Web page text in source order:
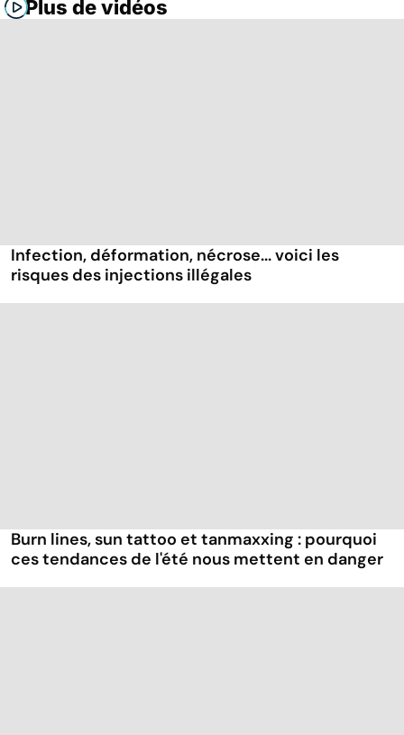
Plus de vidéos
Infection, déformation, nécrose... voici les
risques des injections illégales
Burn lines, sun tattoo et tanmaxxing : pourquoi
ces tendances de l'été nous mettent en danger